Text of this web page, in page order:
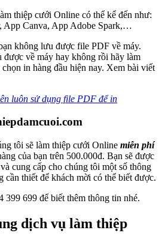
thiệp cưới Online có thể kể đến như:
App Canva, App Adobe Spark,…
không lưu được file PDF về máy.
về máy hay không rồi hãy làm
in hàng đầu hiện nay. Xem bài viết
luôn sử dụng file PDF để in
tôi sẽ làm thiệp cưới Online miễn phí
của bạn trên 500.000đ. Bạn sẽ được
cung cấp cho chúng tôi một số thông
cần thiết để khách mời có thể biết được.
399 699 để biết thêm thông tin nhé.
dịch vụ làm thiệp